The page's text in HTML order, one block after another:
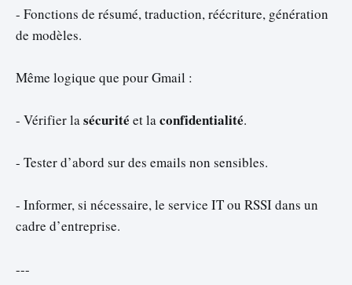
- Fonctions de résumé, traduction, réécriture, génération
de modèles.
Même logique que pour Gmail :
- Vérifier lasécurité et laconfidentialité.
- Tester d’abord sur des emails non sensibles.
- Informer, si nécessaire, le service IT ou RSSI dans un
cadre d’entreprise.
---